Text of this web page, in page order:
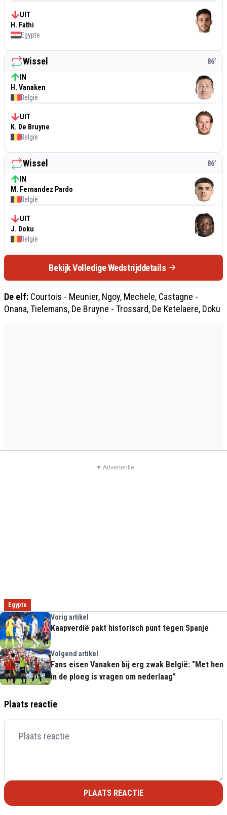
UIT
H. Fathi
Egypte
Wissel 86’
IN
H. Vanaken
België
UIT
K. De Bruyne
België
Wissel 86’
IN
M. Fernandez Pardo
België
UIT
J. Doku
België
Bekijk Volledige Wedstrijddetails
De elf: Courtois - Meunier, Ngoy, Mechele, Castagne -
Onana, Tielemans, De Bruyne - Trossard, De Ketelaere, Doku
▼ Advertentie
Egypte
Vorig artikel
Kaapverdië pakt historisch punt tegen Spanje
Volgend artikel
Fans eisen Vanaken bij erg zwak België: "Met hen
in de ploeg is vragen om nederlaag"
Plaats reactie
PLAATS REACTIE